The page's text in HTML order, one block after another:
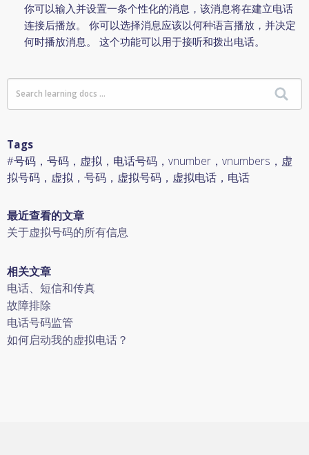
你可以输入并设置一条个性化的消息，该消息将在建立电话
连接后播放。 你可以选择消息应该以何种语言播放，并决定
何时播放消息。 这个功能可以用于接听和拨出电话。
Tags
#号码，号码，虚拟，电话号码，vnumber，vnumbers，虚
拟号码，虚拟，号码，虚拟号码，虚拟电话，电话
最近查看的文章
关于虚拟号码的所有信息
相关文章
电话、短信和传真
故障排除
电话号码监管
如何启动我的虚拟电话？